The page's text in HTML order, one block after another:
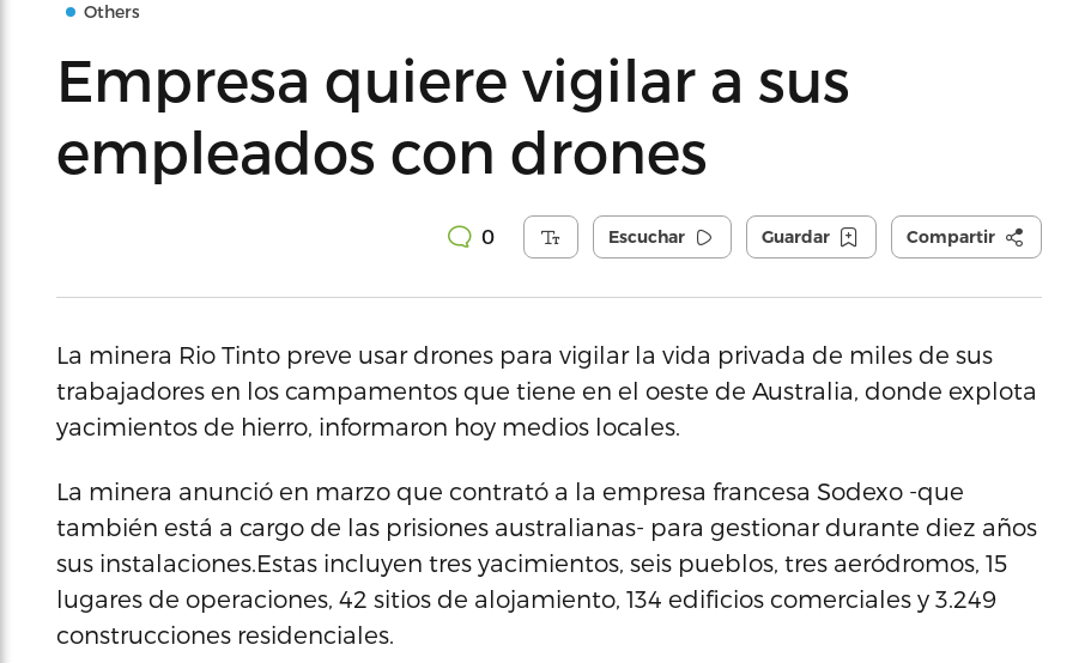
Others
Empresa quiere vigilar a sus
empleados con drones
0 Escuchar Guardar Compartir
La minera Rio Tinto preve usar drones para vigilar la vida privada de miles de sus
trabajadores en los campamentos que tiene en el oeste de Australia, donde explota
yacimientos de hierro, informaron hoy medios locales.
La minera anunció en marzo que contrató a la empresa francesa Sodexo -que
también está a cargo de las prisiones australianas- para gestionar durante diez años
sus instalaciones.Estas incluyen tres yacimientos, seis pueblos, tres aeródromos, 15
lugares de operaciones, 42 sitios de alojamiento, 134 edificios comerciales y 3.249
construcciones residenciales.